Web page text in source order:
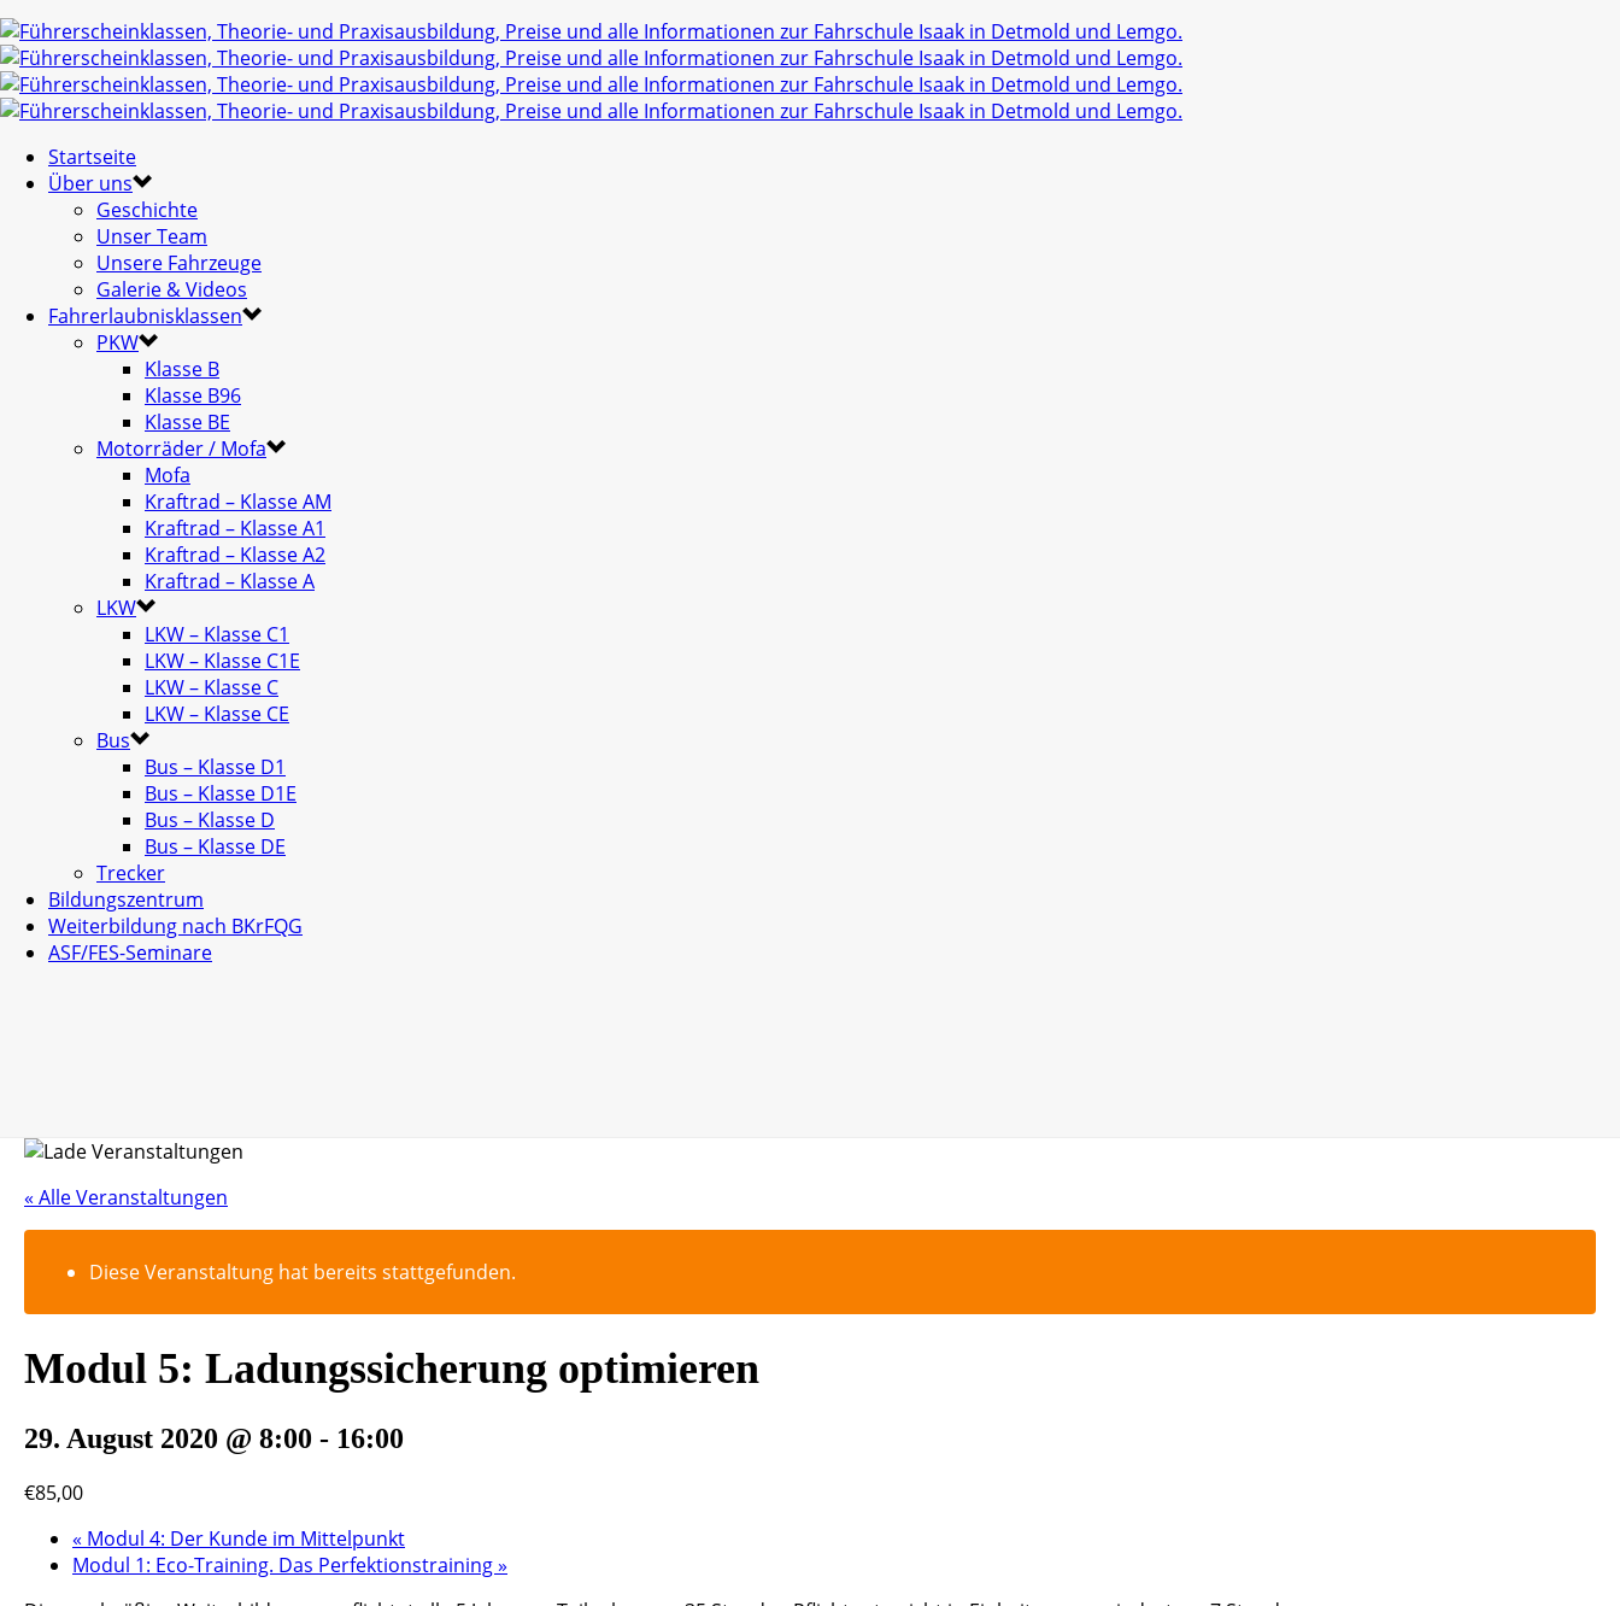
Startseite
Über uns
Geschichte
Unser Team
Unsere Fahrzeuge
Galerie & Videos
Fahrerlaubnisklassen
PKW
Klasse B
Klasse B96
Klasse BE
Motorräder / Mofa
Mofa
Kraftrad – Klasse AM
Kraftrad – Klasse A1
Kraftrad – Klasse A2
Kraftrad – Klasse A
LKW
LKW – Klasse C1
LKW – Klasse C1E
LKW – Klasse C
LKW – Klasse CE
Bus
Bus – Klasse D1
Bus – Klasse D1E
Bus – Klasse D
Bus – Klasse DE
Trecker
Bildungszentrum
Weiterbildung nach BKrFQG
ASF/FES-Seminare
« Alle Veranstaltungen
Diese Veranstaltung hat bereits stattgefunden.
Modul 5: Ladungssicherung optimieren
29. August 2020 @ 8:00 - 16:00
€85,00
« Modul 4: Der Kunde im Mittelpunkt
Modul 1: Eco-Training. Das Perfektionstraining»